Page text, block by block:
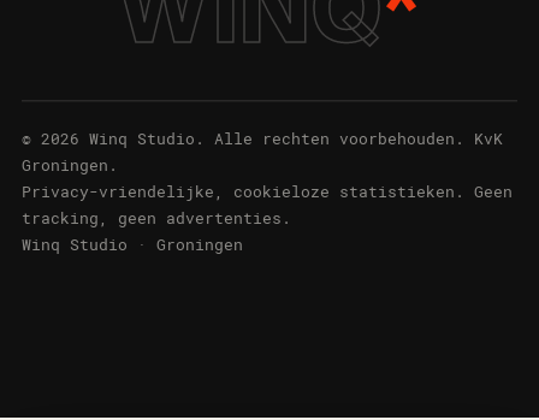
© 2026 Winq Studio. Alle rechten voorbehouden. KvK
Groningen.
Privacy-vriendelijke, cookieloze statistieken. Geen
tracking, geen advertenties.
Winq Studio · Groningen